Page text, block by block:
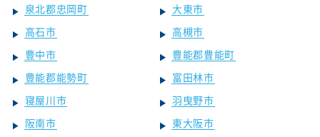
泉北郡忠岡町
大東市
高石市
高槻市
豊中市
豊能郡豊能町
豊能郡能勢町
富田林市
寝屋川市
羽曳野市
阪南市
東大阪市